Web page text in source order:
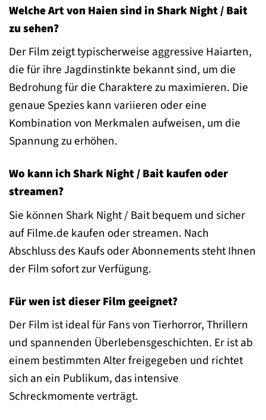
Welche Art von Haien sind in Shark Night / Bait
zu sehen?
Der Film zeigt typischerweise aggressive Haiarten,
die für ihre Jagdinstinkte bekannt sind, um die
Bedrohung für die Charaktere zu maximieren. Die
genaue Spezies kann variieren oder eine
Kombination von Merkmalen aufweisen, um die
Spannung zu erhöhen.
Wo kann ich Shark Night / Bait kaufen oder
streamen?
Sie können Shark Night / Bait bequem und sicher
auf Filme.de kaufen oder streamen. Nach
Abschluss des Kaufs oder Abonnements steht Ihnen
der Film sofort zur Verfügung.
Für wen ist dieser Film geeignet?
Der Film ist ideal für Fans von Tierhorror, Thrillern
und spannenden Überlebensgeschichten. Er ist ab
einem bestimmten Alter freigegeben und richtet
sich an ein Publikum, das intensive
Schreckmomente verträgt.